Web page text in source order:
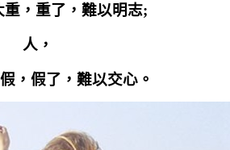
重，重了，難以明志;
人，
，假了，難以交心。